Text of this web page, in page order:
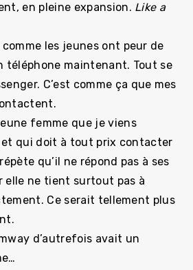
en pleine expansion. Like a
comme les jeunes ont peur de
téléphone maintenant. Tout se
C’est comme ça que mes
femme que je viens
et qui doit à tout prix contacter
qu’il ne répond pas à ses
elle ne tient surtout pas à
Ce serait tellement plus
d’autrefois avait un